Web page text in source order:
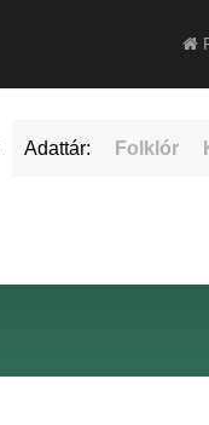
Adattár: Folklór